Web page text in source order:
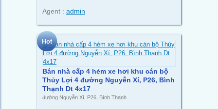
Agent : admin
Bán nhà cấp 4 hẻm xe hơi khu cán bộ
Thủy Lợi 4 đường Nguyễn Xí, P26, Bình
Thạnh Dt 4x17
đường Nguyễn Xí, P26, Bình Thạnh
Hot